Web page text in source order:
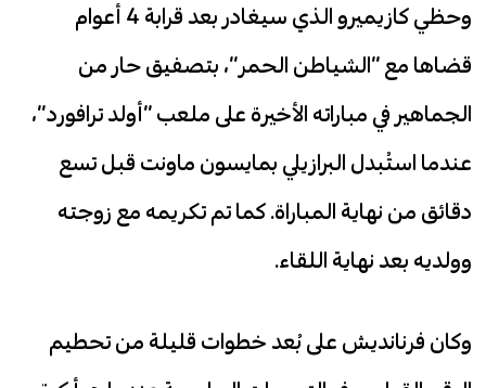
وحظي كازيميرو الذي سيغادر بعد قرابة 4 أعوام
قضاها مع “الشياطن الحمر”، بتصفيق حار من
الجماهير في مباراته الأخيرة على ملعب “أولد ترافورد”،
عندما استُبدل البرازيلي بمايسون ماونت قبل تسع
دقائق من نهاية المباراة. كما تم تكريمه مع زوجته
وولديه بعد نهاية اللقاء.
وكان فرنانديش على بُعد خطوات قليلة من تحطيم